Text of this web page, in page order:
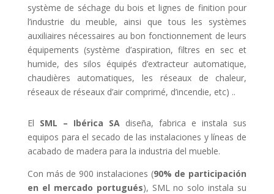
système de séchage du bois et lignes de finition pour
l’industrie du meuble, ainsi que tous les systèmes
auxiliaires nécessaires au bon fonctionnement de leurs
équipements (système d’aspiration, filtres en sec et
humide, des silos équipés d’extracteur automatique,
chaudières automatiques, les réseaux de chaleur,
réseaux de réseaux d’air comprimé, d’incendie, etc) ..
El SML – Ibérica SAdiseña, fabrica e instala sus
equipos para el secado de las instalaciones y líneas de
acabado de madera para la industria del mueble.
Con más de 900 instalaciones (90% de participación
en el mercado portugués), SML no solo instala su